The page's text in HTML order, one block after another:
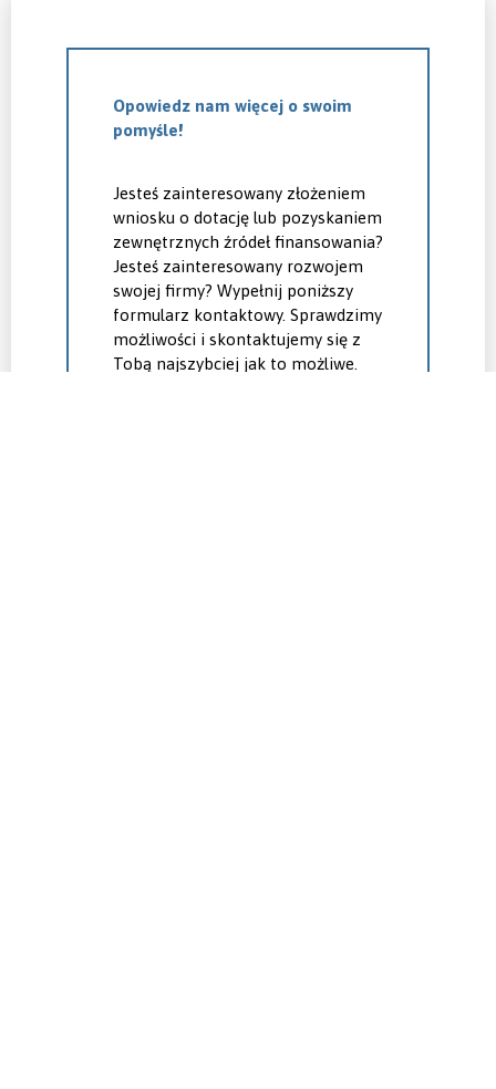
Opowiedz nam więcej o swoim
pomyśle!
Jesteś zainteresowany złożeniem
wniosku o dotację lub pozyskaniem
zewnętrznych źródeł finansowania?
Jesteś zainteresowany rozwojem
swojej firmy? Wypełnij poniższy
formularz kontaktowy. Sprawdzimy
możliwości i skontaktujemy się z
Tobą najszybciej jak to możliwe.